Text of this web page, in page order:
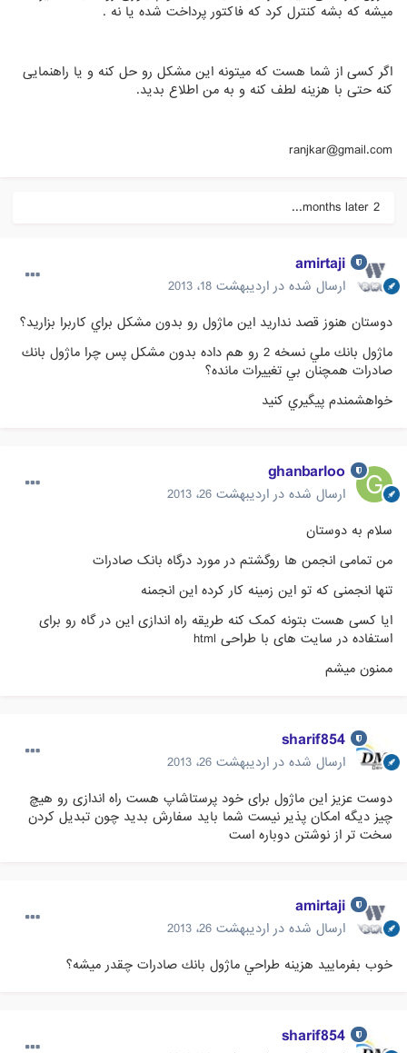
میشه که بشه کنترل کرد که فاکتور پرداخت شده یا نه .
اگر کسی از شما هست که میتونه این مشکل رو حل کنه و یا راهنمایی
کنه حتی با هزینه لطف کنه و به من اطلاع بدید.
ranjkar@gmail.com
2 months later...
amirtaji
ارسال شده در اردیبهشت 18، 2013
دوستان هنوز قصد نداريد اين ماژول رو بدون مشكل براي كاربرا بزاريد؟
ماژول بانك ملي نسخه 2 رو هم داده بدون مشكل پس چرا ماژول بانك
صادرات همچنان بي تغييرات مانده؟
خواهشمندم پيگيري كنيد
ghanbarloo
ارسال شده در اردیبهشت 26، 2013
سلام به دوستان
من تمامی انجمن ها روگشتم در مورد درگاه بانک صادرات
تنها انجمنی که تو این زمینه کار کرده این انجمنه
ایا کسی هست بتونه کمک کنه طریقه راه اندازی این در گاه رو برای
استفاده در سایت های با طراحی html
ممنون میشم
sharif854
ارسال شده در اردیبهشت 26، 2013
دوست عزیز این ماژول برای خود پرستاشاپ هست راه اندازی رو هیچ
چیز دیگه امکان پذیر نیست شما باید سفارش بدید چون تبدیل کردن
سخت تر از نوشتن دوباره است
amirtaji
ارسال شده در اردیبهشت 26، 2013
خوب بفرماييد هزينه طراحي ماژول بانك صادرات چقدر ميشه؟
sharif854